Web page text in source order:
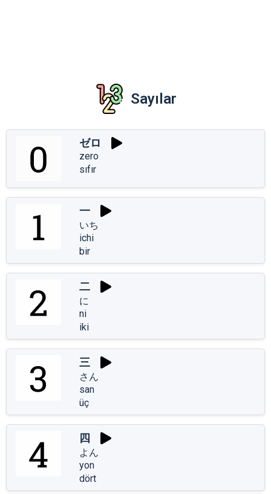
Sayılar
ゼロ
zero
sıfır
一
いち
ichi
bir
二
に
ni
iki
三
さん
san
üç
四
よん
yon
dört